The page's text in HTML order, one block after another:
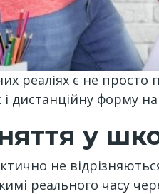
реаліях є не
дистанційну форму
у
не
реального часу